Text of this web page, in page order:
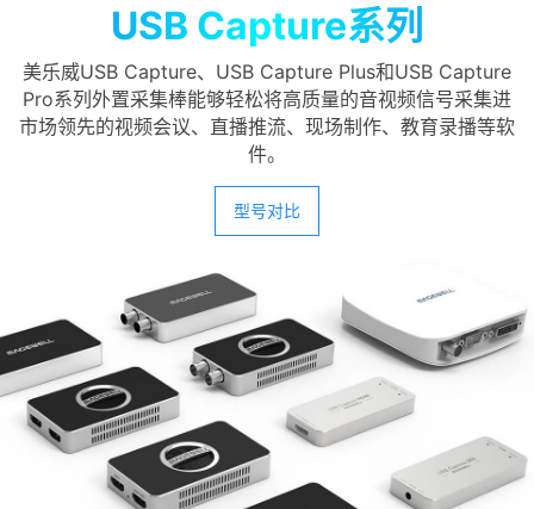
USB Capture系列
美乐威USB Capture、USB Capture Plus和USB Capture
Pro系列外置采集棒能够轻松将高质量的音视频信号采集进
市场领先的视频会议、直播推流、现场制作、教育录播等软
件。
型号对比